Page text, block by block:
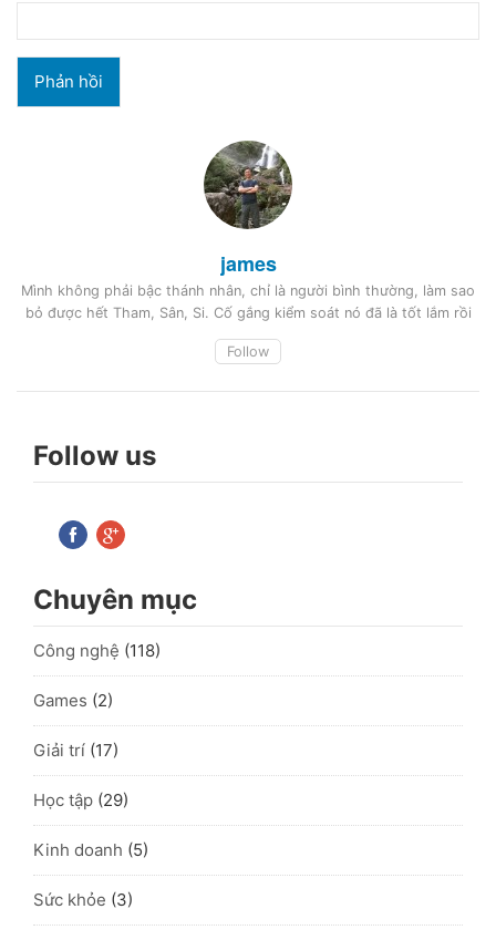
james
Mình không phải bậc thánh nhân, chỉ là người bình thường, làm sao
bỏ được hết Tham, Sân, Si. Cố gắng kiểm soát nó đã là tốt lắm rồi
Follow
Follow us
Chuyên mục
Công nghệ (118)
Games (2)
Giải trí (17)
Học tập (29)
Kinh doanh (5)
Sức khỏe (3)